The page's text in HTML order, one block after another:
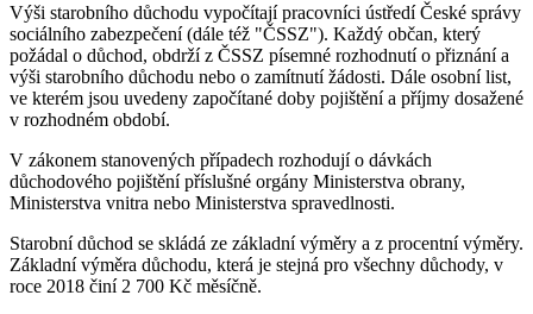
Výši starobního důchodu vypočítají pracovníci ústředí České správy
sociálního zabezpečení (dále též "ČSSZ"). Každý občan, který
požádal o důchod, obdrží z ČSSZ písemné rozhodnutí o přiznání a
výši starobního důchodu nebo o zamítnutí žádosti. Dále osobní list,
ve kterém jsou uvedeny započítané doby pojištění a příjmy dosažené
v rozhodném období.
V zákonem stanovených případech rozhodují o dávkách
důchodového pojištění příslušné orgány Ministerstva obrany,
Ministerstva vnitra nebo Ministerstva spravedlnosti.
Starobní důchod se skládá ze základní výměry a z procentní výměry.
Základní výměra důchodu, která je stejná pro všechny důchody, v
roce 2018 činí 2 700 Kč měsíčně.